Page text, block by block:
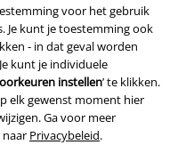
voor het gebruik
Je kunt je toestemming ook
- in dat geval worden
kunt je individuele
instellen’ te klikken.
elk gewenst moment hier
Ga voor meer
Privacybeleid.
Company